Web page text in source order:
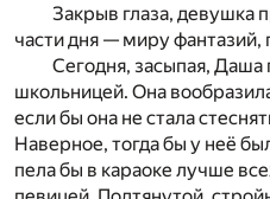
Закрыв глаза, девушка
части дня — миру фантазий,
Сегодня, засыпая, Даша
школьницей. Она
если бы она не стала
Наверное, тогда бы у неё
пела бы в караоке лучше